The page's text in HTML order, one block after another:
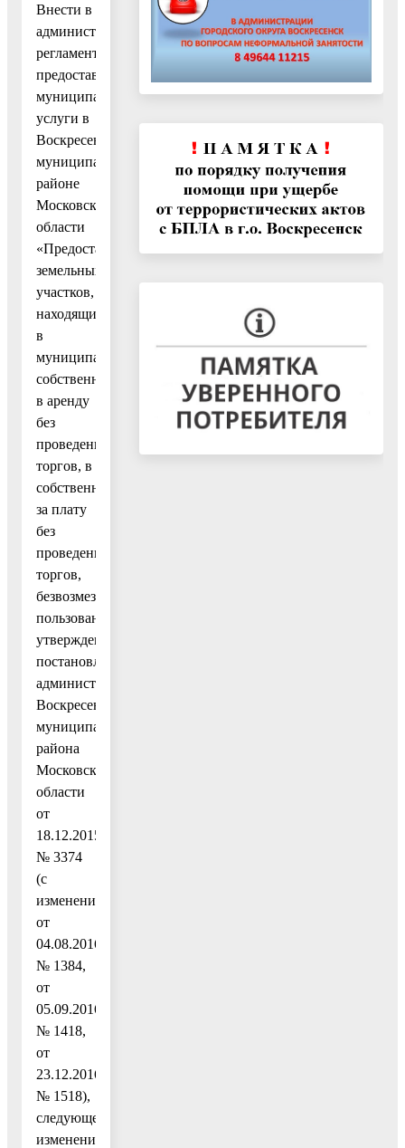
Внести в
административный
регламент
предоставления
муниципальной
услуги в
Воскресенском
муниципальном
районе
Московской
области
«Предоставление
земельных
участков,
находящихся
в
муниципальной
собственности,
в аренду
без
проведения
торгов, в
собственность
за плату
без
проведения
торгов,
безвозмездное
пользование»,
утвержденный
постановлением
администрации
Воскресенского
муниципального
района
Московской
области
от
18.12.2015
№ 3374
(с
изменениями
от
04.08.2016
№ 1384,
от
05.09.2016
№ 1418,
от
23.12.2016
№ 1518),
следующее
изменение: